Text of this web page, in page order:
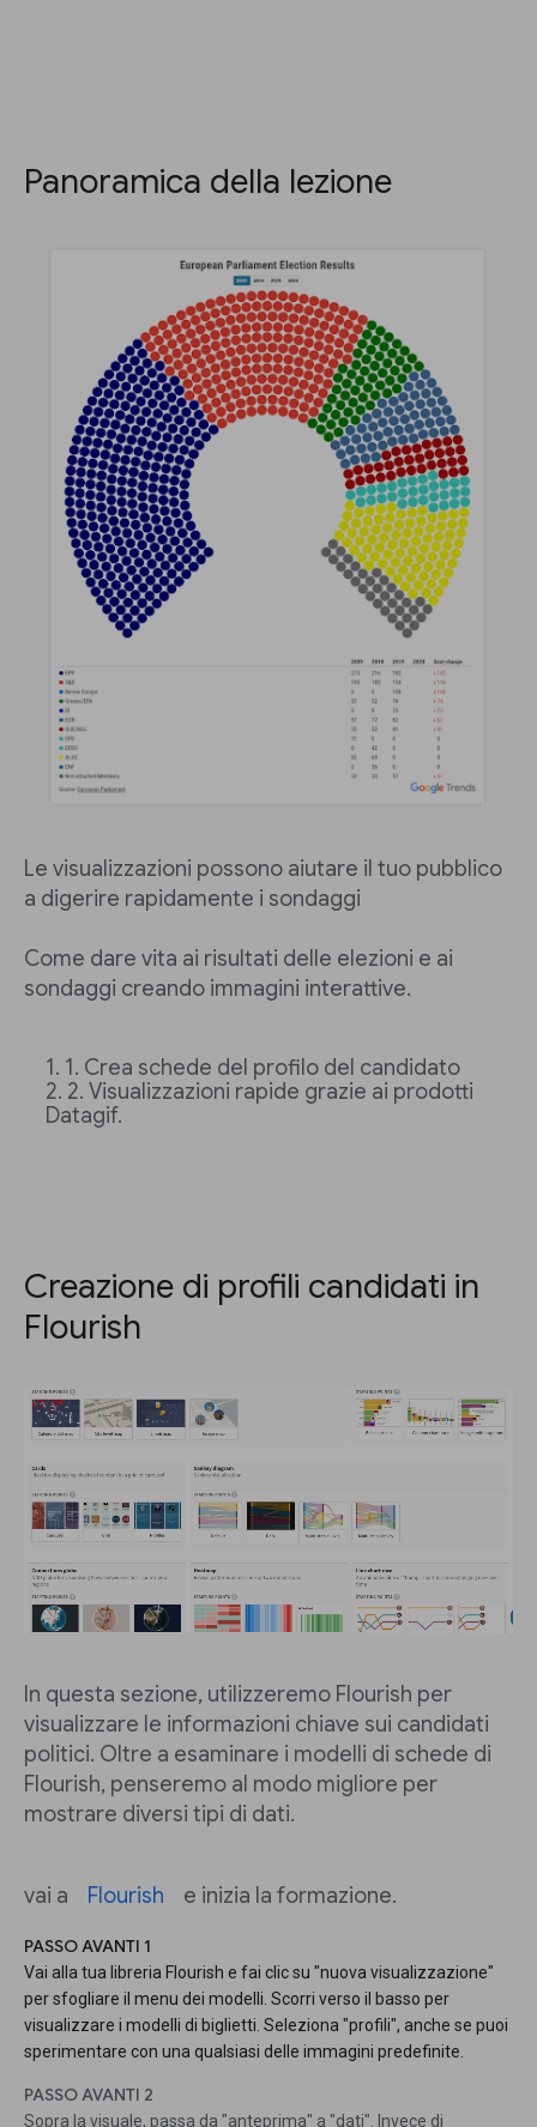
Panoramica della lezione
Le visualizzazioni possono aiutare il tuo pubblico
a digerire rapidamente i sondaggi
Come dare vita ai risultati delle elezioni e ai
sondaggi creando immagini interattive.
1. Crea schede del profilo del candidato
2. Visualizzazioni rapide grazie ai prodotti
Datagif.
Creazione di profili candidati in
Flourish
In questa sezione, utilizzeremo Flourish per
visualizzare le informazioni chiave sui candidati
politici. Oltre a esaminare i modelli di schede di
Flourish, penseremo al modo migliore per
mostrare diversi tipi di dati.
vai a Flourish e inizia la formazione.
PASSO AVANTI 1
Vai alla tua libreria Flourish e fai clic su "nuova visualizzazione"
per sfogliare il menu dei modelli. Scorri verso il basso per
visualizzare i modelli di biglietti. Seleziona "profili", anche se puoi
sperimentare con una qualsiasi delle immagini predefinite.
PASSO AVANTI 2
Sopra la visuale, passa da "anteprima" a "dati". Invece di